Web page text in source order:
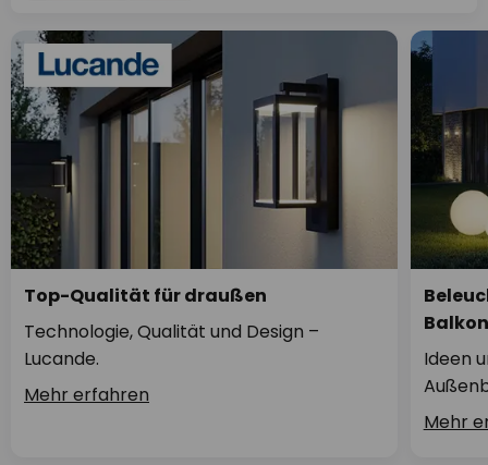
Top-Qualität für draußen
Technologie, Qualität und Design –
Lucande.
Mehr erfahren
Balkon
Ideen
Mehr